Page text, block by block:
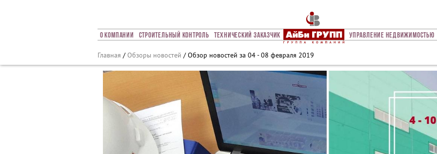
О Компании Строительный Контроль Технический Заказчик Управление Недвижимостью
Главная /Обзоры новостей / Обзор новостей за 04 - 08 февраля 2019